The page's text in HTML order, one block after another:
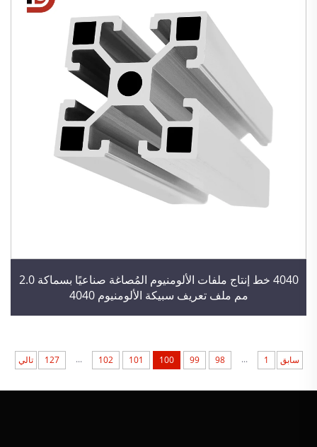
4040 خط إنتاج ملفات الألومنيوم المُصاغة صناعيًا بسماكة 2.0
مم ملف تعريف سبيكة الألومنيوم 4040
سابق 1
...
98
99
100
101
102
...
127 تالي